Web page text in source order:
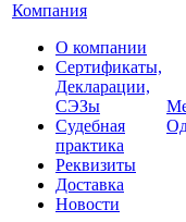
Компания
О компании
Сертификаты,
Декларации,
СЭЗы
Судебная
практика
Реквизиты
Доставка
Новости